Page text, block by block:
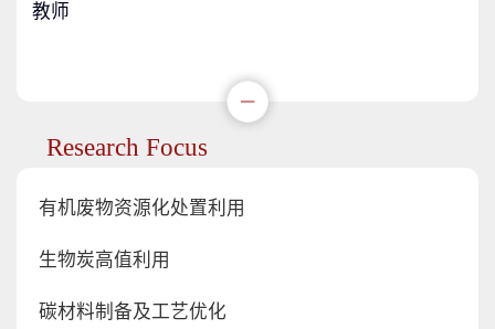
教师
Research Focus
有机废物资源化处置利用
生物炭高值利用
碳材料制备及工艺优化